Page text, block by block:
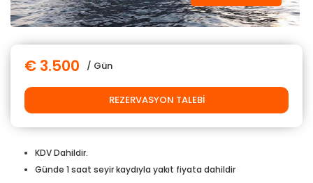
€ 3.500 / Gün
REZERVASYON TALEBI
KDV Dahildir.
Günde 1 saat seyir kaydıyla yakıt fiyata dahildir